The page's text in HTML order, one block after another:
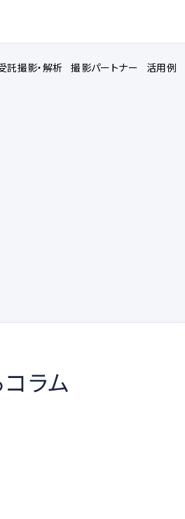
託撮影・解析 撮影パートナー 活用例
ラム